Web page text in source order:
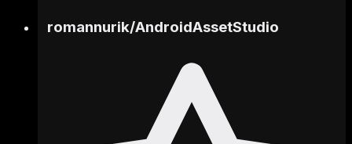
romannurik/AndroidAssetStudio